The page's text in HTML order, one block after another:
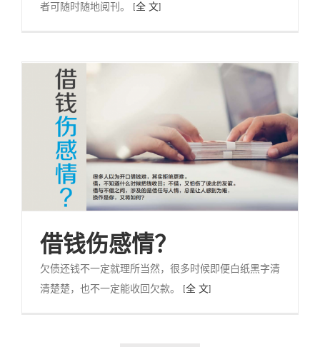
者可随时随地阅刊。 [全 文]
借钱伤感情？
欠债还钱不一定就理所当然，很多时候即便白纸黑字清
清楚楚，也不一定能收回欠款。 [全 文]